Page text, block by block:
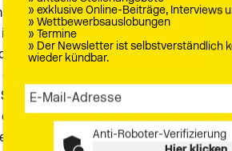
abstrakten Volumen, die
Buch „Stadttheater“ (1994) bis
(2013). Die jüngste dieser
Berliner Architekt hat noch eine
steht). Sie ist im Rahmen
Bren­ner eine Alternative zu den
Katalog klar definierter Haustypen